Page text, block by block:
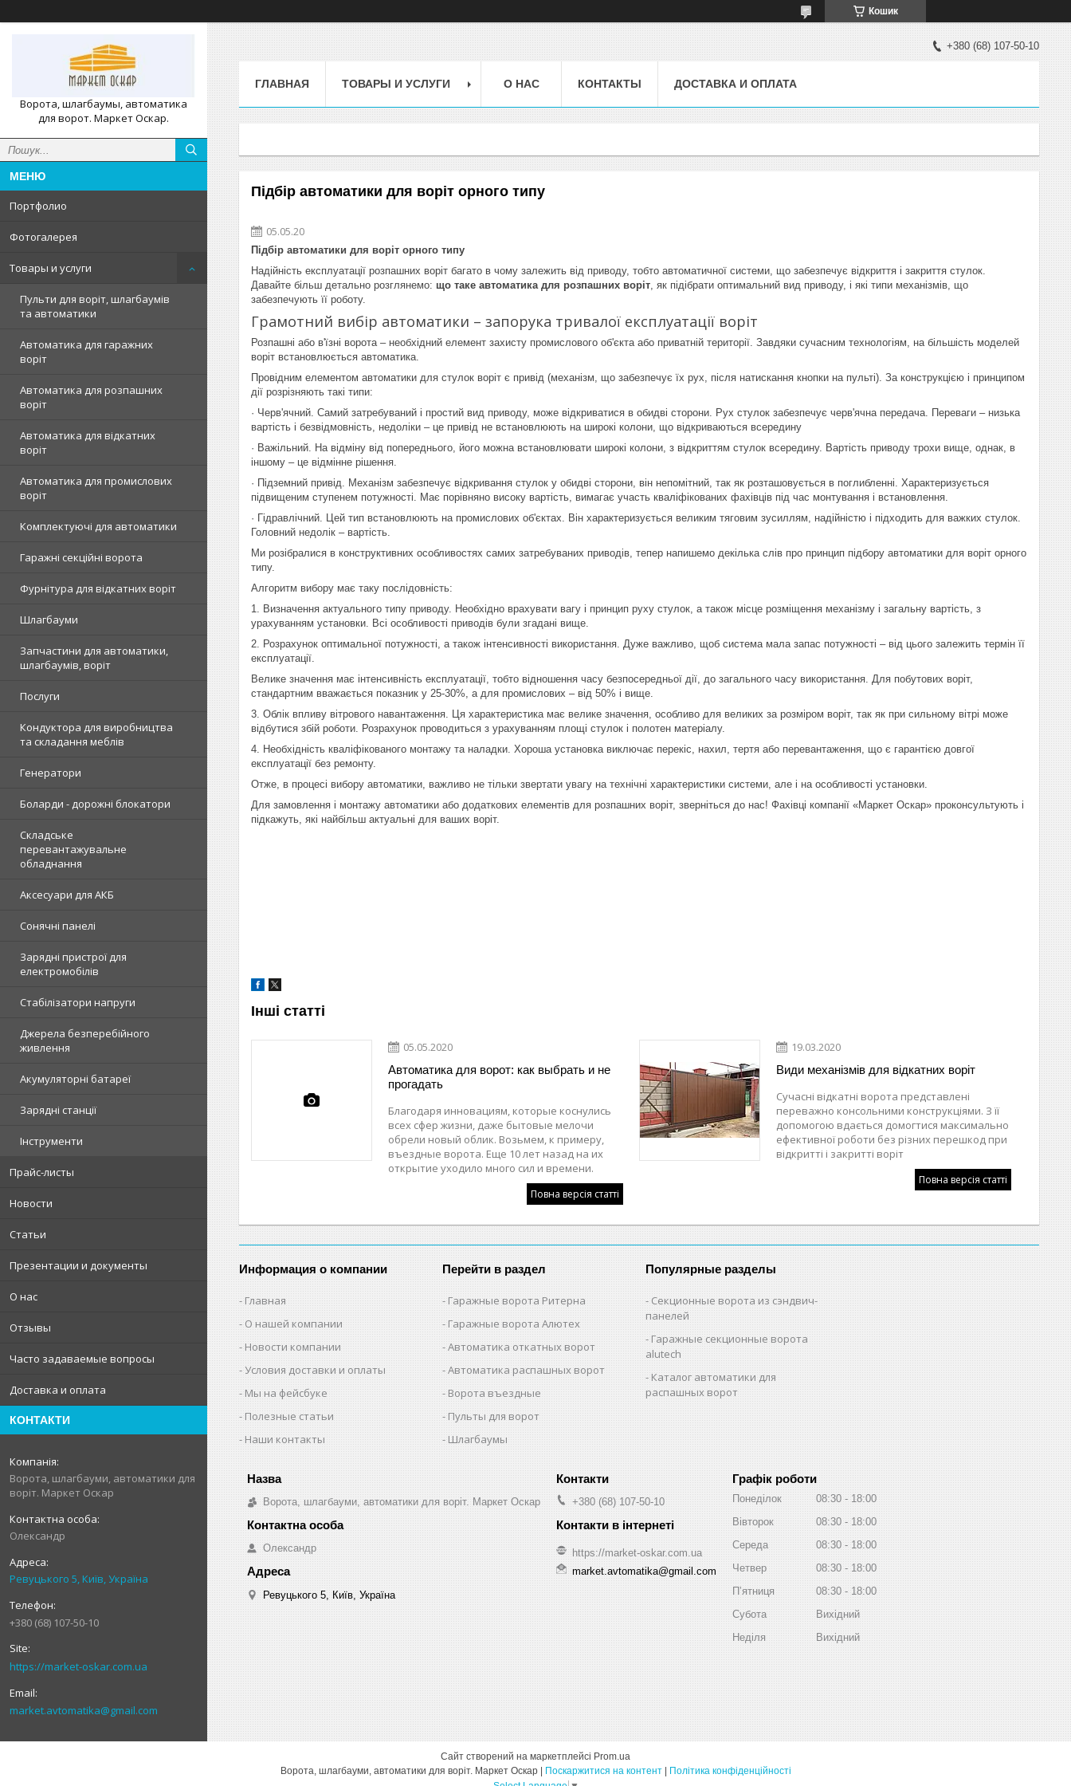
Кошик
Ворота, шлагбаумы, автоматика
для ворот. Маркет Оскар.
Портфолио
Фотогалерея
Товары и услуги
Пульти для воріт, шлагбаумів
та автоматики
Автоматика для гаражних
воріт
Автоматика для розпашних
воріт
Автоматика для відкатних
воріт
Автоматика для промислових
воріт
Комплектуючі для автоматики
Гаражні секційні ворота
Фурнітура для відкатних воріт
Шлагбауми
Запчастини для автоматики,
шлагбаумів, воріт
Послуги
Кондуктора для виробництва
та складання меблів
Генератори
Боларди - дорожні блокатори
Складське
перевантажувальне
обладнання
Аксесуари для АКБ
Сонячні панелі
Зарядні пристрої для
електромобілів
Стабілізатори напруги
Джерела безперебійного
живлення
Акумуляторні батареї
Зарядні станції
Інструменти
Прайс-листы
Новости
Статьи
Презентации и документы
О нас
Отзывы
Часто задаваемые вопросы
Доставка и оплата
КОНТАКТИ
Ворота, шлагбауми, автоматики для
воріт. Маркет Оскар
Олександр
Ревуцького 5, Київ, Україна
+380 (68) 107-50-10
https://market-oskar.com.ua
market.avtomatika@gmail.com
+380 (68) 107-50-10
ГЛАВНАЯ ТОВАРЫ И УСЛУГИ О НАС КОНТАКТЫ ДОСТАВКА И ОПЛАТА
Підбір автоматики для воріт орного типу
05.05.20
Підбір автоматики для воріт орного типу
Надійність експлуатації розпашних воріт багато в чому залежить від приводу, тобто автоматичної системи, що забезпечує відкриття і закриття стулок.
Давайте більш детально розглянемо: що таке автоматика для розпашних воріт , як підібрати оптимальний вид приводу, і які типи механізмів, що
забезпечують її роботу.
Грамотний вибір автоматики – запорука тривалої експлуатації воріт
Розпашні або в'їзні ворота – необхідний елемент захисту промислового об'єкта або приватній території. Завдяки сучасним технологіям, на більшість моделей
воріт встановлюється автоматика.
Провідним елементом автоматики для стулок воріт є привід (механізм, що забезпечує їх рух, після натискання кнопки на пульті). За конструкцією і принципом
дії розрізняють такі типи:
· Черв'ячний. Самий затребуваний і простий вид приводу, може відкриватися в обидві сторони. Рух стулок забезпечує черв'ячна передача. Переваги – низька
вартість і безвідмовність, недоліки – це привід не встановлюють на широкі колони, що відкриваються всередину
· Важільний. На відміну від попереднього, його можна встановлювати широкі колони, з відкриттям стулок всередину. Вартість приводу трохи вище, однак, в
іншому – це відмінне рішення.
· Підземний привід. Механізм забезпечує відкривання стулок у обидві сторони, він непомітний, так як розташовується в поглибленні. Характеризується
підвищеним ступенем потужності. Має порівняно високу вартість, вимагає участь кваліфікованих фахівців під час монтування і встановлення.
· Гідравлічний. Цей тип встановлюють на промислових об'єктах. Він характеризується великим тяговим зусиллям, надійністю і підходить для важких стулок.
Головний недолік – вартість.
Ми розібралися в конструктивних особливостях самих затребуваних приводів, тепер напишемо декілька слів про принцип підбору автоматики для воріт орного
типу.
Алгоритм вибору має таку послідовність:
1. Визначення актуального типу приводу. Необхідно врахувати вагу і принцип руху стулок, а також місце розміщення механізму і загальну вартість, з
урахуванням установки. Всі особливості приводів були згадані вище.
2. Розрахунок оптимальної потужності, а також інтенсивності використання. Дуже важливо, щоб система мала запас потужності – від цього залежить термін її
експлуатації.
Велике значення має інтенсивність експлуатації, тобто відношення часу безпосередньої дії, до загального часу використання. Для побутових воріт,
стандартним вважається показник у 25-30%, а для промислових – від 50% і вище.
3. Облік впливу вітрового навантаження. Ця характеристика має велике значення, особливо для великих за розміром воріт, так як при сильному вітрі може
відбутися збій роботи. Розрахунок проводиться з урахуванням площі стулок і полотен матеріалу.
4. Необхідність кваліфікованого монтажу та наладки. Хороша установка виключає перекіс, нахил, тертя або перевантаження, що є гарантією довгої
експлуатації без ремонту.
Отже, в процесі вибору автоматики, важливо не тільки звертати увагу на технічні характеристики системи, але і на особливості установки.
Для замовлення і монтажу автоматики або додаткових елементів для розпашних воріт, зверніться до нас! Фахівці компанії «Маркет Оскар» проконсультують і
підкажуть, які найбільш актуальні для ваших воріт.
Інші статті
05.05.2020
Автоматика для ворот: как выбрать и не
прогадать
Благодаря инновациям, которые коснулись
всех сфер жизни, даже бытовые мелочи
обрели новый облик. Возьмем, к примеру,
въездные ворота. Еще 10 лет назад на их
открытие уходило много сил и времени.
Повна версія статті
19.03.2020
Види механізмів для відкатних воріт
Сучасні відкатні ворота представлені
переважно консольними конструкціями. З її
допомогою вдається домогтися максимально
ефективної роботи без різних перешкод при
відкритті і закритті воріт
Повна версія статті
Информация о компании
Главная
О нашей компании
Новости компании
Условия доставки и оплаты
Мы на фейсбуке
Полезные статьи
Наши контакты
Перейти в раздел
Гаражные ворота Ритерна
Гаражные ворота Алютех
Автоматика откатных ворот
Автоматика распашных ворот
Ворота въездные
Пульты для ворот
Шлагбаумы
Популярные разделы
Секционные ворота из сэндвич-
панелей
Гаражные секционные ворота
alutech
Каталог автоматики для
распашных ворот
Ворота, шлагбауми, автоматики для воріт. Маркет Оскар
Олександр
Ревуцького 5, Київ, Україна
+380 (68) 107-50-10
https://market-oskar.com.ua
market.avtomatika@gmail.com
Графік роботи
Понеділок 08:30
18:00
Вівторок
08:30
18:00
Середа
08:30
18:00
Четвер
08:30
18:00
Пʼятниця
08:30
18:00
Субота
Вихідний
Неділя
Вихідний
Сайт створений на маркетплейсі Prom.ua
Поскаржитися на контент
Політика конфіденційності